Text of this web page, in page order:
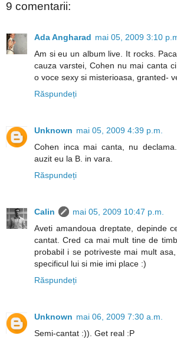
9 comentarii:
Ada Angharad mai 05, 2009 3:10
Am si eu un album live. It rocks.
cauza varstei, Cohen nu mai canta
o voce sexy si misterioasa, granted-
Răspundeți
Unknown mai 05, 2009 4:39 p.m.
Cohen inca mai canta, nu
auzit eu la B. in vara.
Răspundeți
Calin
mai 05, 2009 10:47 p.m.
Aveti amandoua dreptate, depinde
cantat. Cred ca mai mult tine de
probabil i se potriveste mai mult
specificul lui si mie imi place :)
Răspundeți
Unknown mai 06, 2009 7:30 a.m.
Semi-cantat :)). Get real :P